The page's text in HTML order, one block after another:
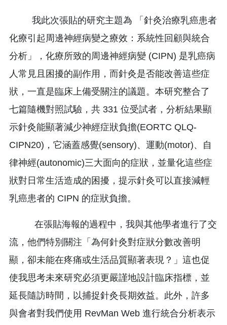
我此次張貼的研究主題為 「針灸治療乳癌患者
化療引起周邊神經病變之療效：系統性回顧與統合
分析」，化療所致的周邊神經病變 (CIPN) 是乳癌病
人常見且困擾的副作用，而針灸是否能改善這些症
狀，一直是臨床上備受關注的議題。本研究整合了
七篇隨機對照試驗，共 331 位受試者，分析結果顯
示針灸能顯著減少神經症狀負擔(EORTC QLQ-
CIPN20)，它涵蓋感覺(sensory)、運動(motor)、自
律神經(autonomic)三大面向的症狀，並量化這些症
狀對日常生活造成的困擾，提示針灸可以直接減輕
乳癌患者的 CIPN 的症狀負擔。
在張貼海報的過程中，我與其他學者進行了交
流，他們特別關注「為何針灸對症狀分數改善明
顯，卻未能在疼痛或生活品質顯著表現？」這也促
使我思考未來研究必須更嚴謹地設計臨床指標，並
延長隨訪時間，以捕捉針灸長期效益。此外，許多
與會者對我們使用 RevMan Web 進行統合分析表示